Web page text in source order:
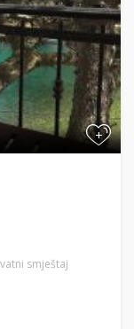
+
smještaj